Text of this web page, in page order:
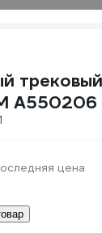
A550206
цена